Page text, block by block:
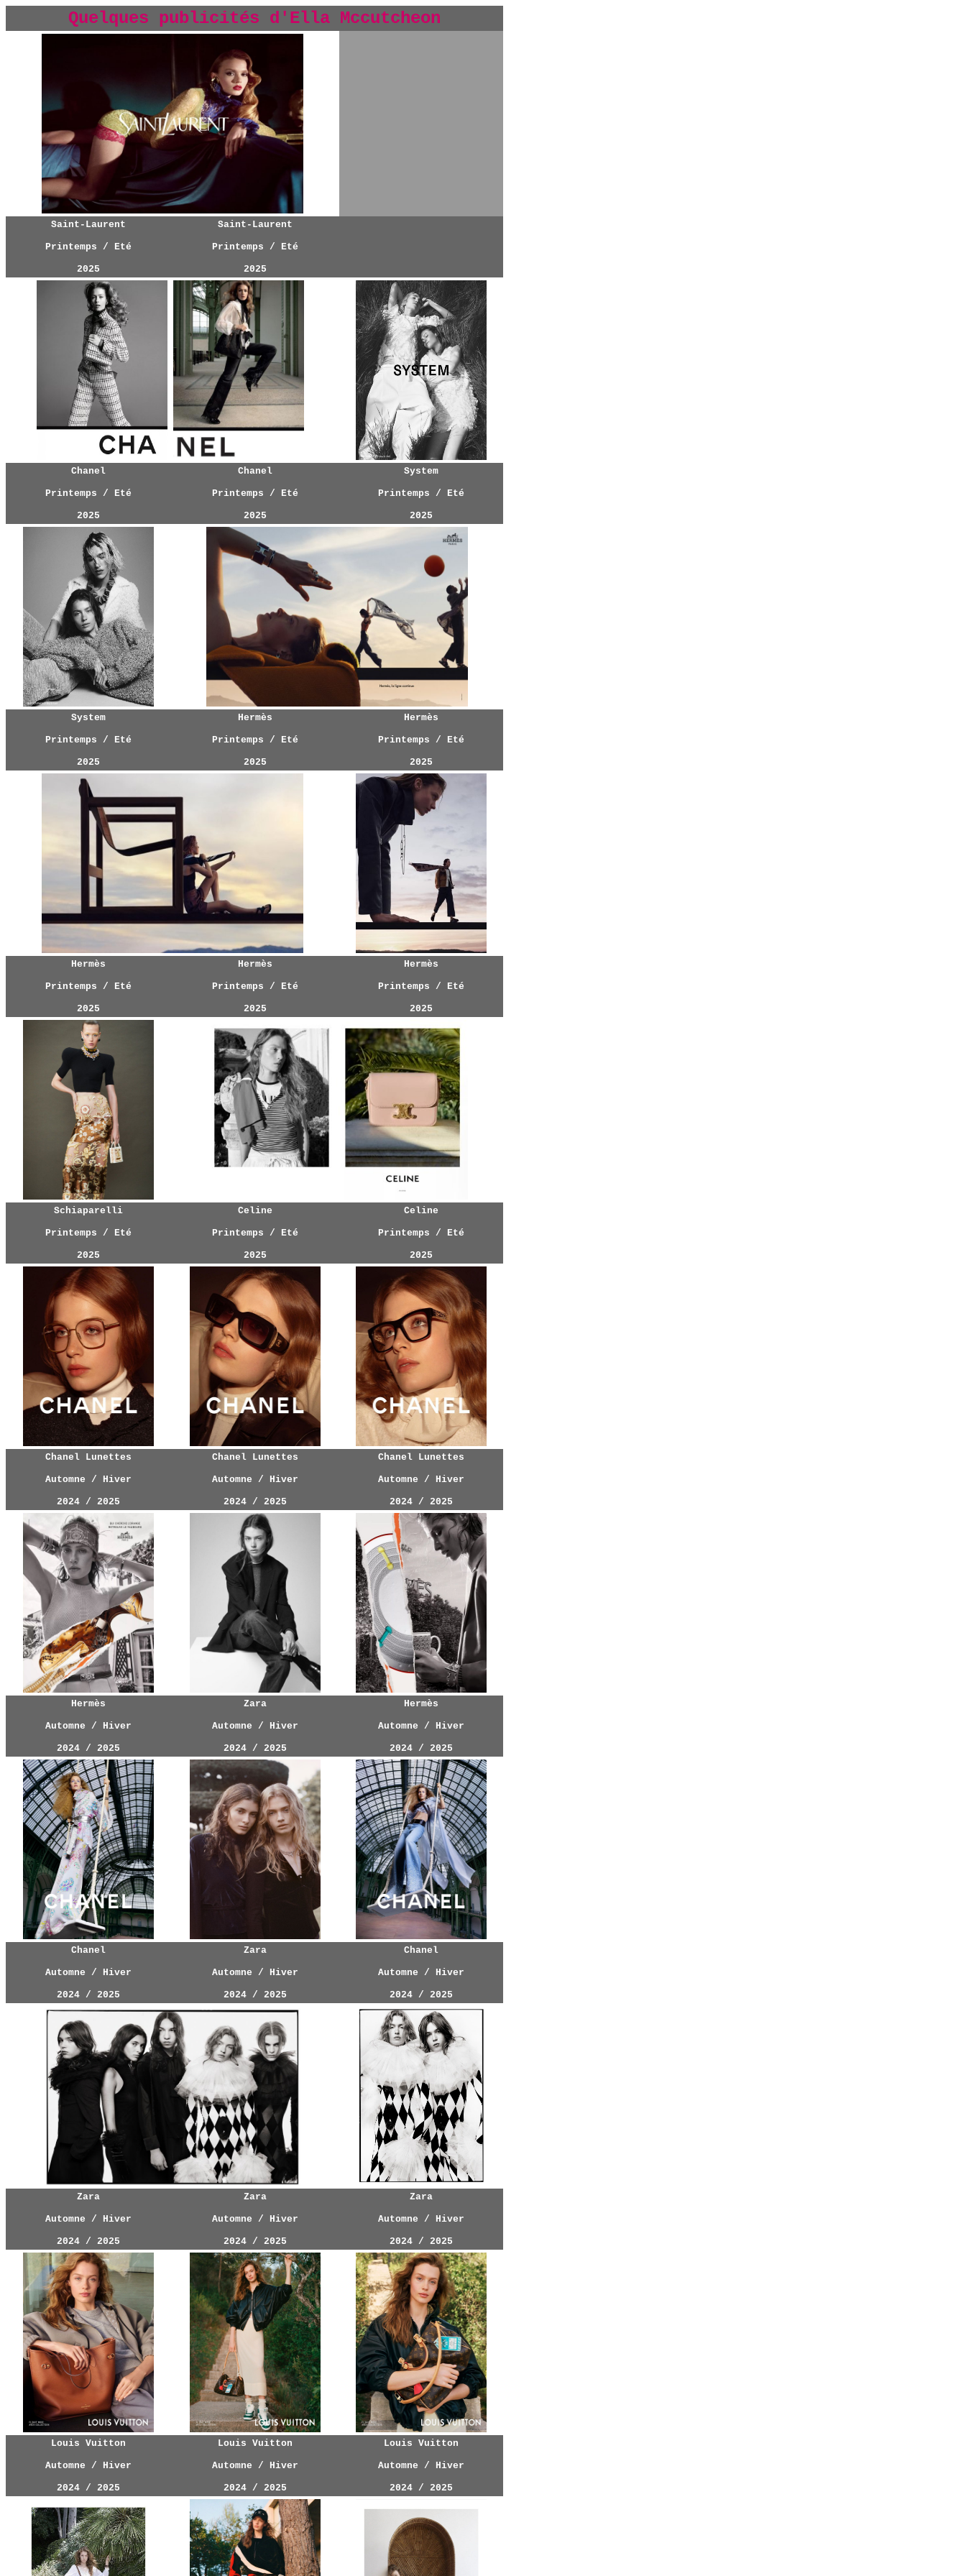
Quelques publicités d'Ella Mccutcheon
Saint-Laurent
Printemps / Eté
2025
Saint-Laurent
Printemps / Eté
2025
Chanel
Printemps / Eté
2025
Chanel
Printemps / Eté
2025
System
Printemps / Eté
2025
System
Printemps / Eté
2025
Hermès
Printemps / Eté
2025
Hermès
Printemps / Eté
2025
Hermès
Printemps / Eté
2025
Hermès
Printemps / Eté
2025
Hermès
Printemps / Eté
2025
Schiaparelli
Printemps / Eté
2025
Celine
Printemps / Eté
2025
Celine
Printemps / Eté
2025
Chanel Lunettes
Automne / Hiver
2024 / 2025
Chanel Lunettes
Automne / Hiver
2024 / 2025
Chanel Lunettes
Automne / Hiver
2024 / 2025
Hermès
Automne / Hiver
2024 / 2025
Zara
Automne / Hiver
2024 / 2025
Hermès
Automne / Hiver
2024 / 2025
Chanel
Automne / Hiver
2024 / 2025
Zara
Automne / Hiver
2024 / 2025
Chanel
Automne / Hiver
2024 / 2025
Zara
Automne / Hiver
2024 / 2025
Zara
Automne / Hiver
2024 / 2025
Zara
Automne / Hiver
2024 / 2025
Louis Vuitton
Automne / Hiver
2024 / 2025
Louis Vuitton
Automne / Hiver
2024 / 2025
Louis Vuitton
Automne / Hiver
2024 / 2025